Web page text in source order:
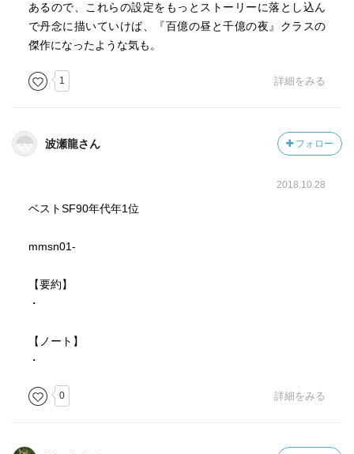
あるので、これらの設定をもっとストーリーに落とし込ん
で丹念に描いていけば、『百億の昼と千億の夜』クラスの
傑作になったような気も。
1 詳細をみる
波瀬龍さん フォロー
2018.10.28
ベストSF90年代年1位
mmsn01-
【要約】
・
【ノート】
・
0 詳細をみる